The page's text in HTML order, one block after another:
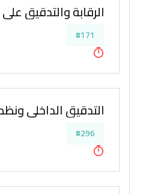
الرقابة والتدقيق
#171
التدقيق الداخلي
#296